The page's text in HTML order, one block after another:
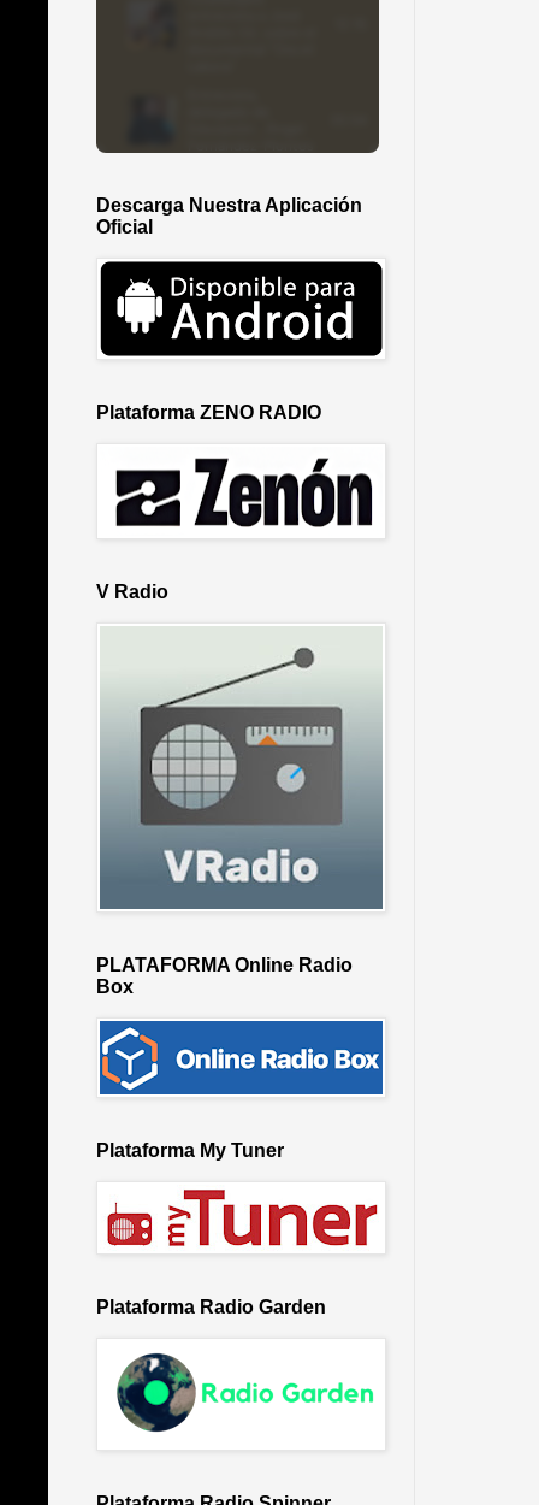
Descarga Nuestra Aplicación
Oficial
Plataforma ZENO RADIO
V Radio
PLATAFORMA Online Radio
Box
Plataforma My Tuner
Plataforma Radio Garden